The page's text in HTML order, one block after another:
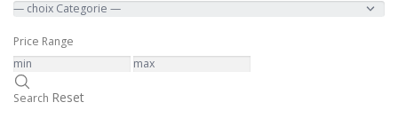
Price Range
Search Reset